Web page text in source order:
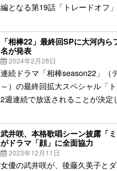
編となる第19話「トレードオフ
「相棒22」最終回SPに大河内
名が発表
2024年2月28日
連続ドラマ「相棒season22」（
～）の最終回拡大スペシャル「
2週連続で放送されることが決定
武井咲、本格歌唱シーン披露「
がドラマ「顔」に全面協力
2023年12月11日
女優の武井咲が、後藤久美子と